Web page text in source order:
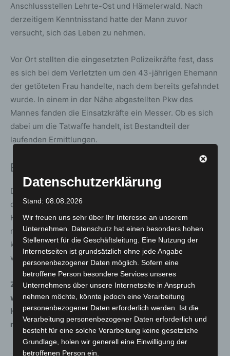
Anschlussstellen Lehrte-Ost und Hämelerwald. Nach
derzeitigem Kenntnisstand hatte der Mann zuvor
versucht, sich das Leben zu nehmen.
Vor Ort stellten die eingesetzten Polizeikräfte fest, dass
es sich bei dem Verletzten um den 43-jährigen Ehemann
der getöteten Frau handelte, nach dem bereits gefahndet
wurde. In einem in der Nähe abgestellten Pkw des
Mannes fanden die Einsatzkräfte ein Messer. Ob es sich
dabei um die Tatwaffe handelt, ist Bestandteil der
laufenden Ermittlungen.
Ermittlungen wegen Tötungsdelikts
Die Polizei ermittelt nun gegen den 43-Jährigen wegen
des Verdachts eines Tötungsdelikts. Zu den
Hintergründen der Tat, zum genauen Tatablauf sowie zur
möglichen Verwendung des aufgefundenen Messers
können derzeit keine weiteren Angaben gemacht
werden. Die Ermittlungen dauern an.
Zeugen, die Hinweise zu dem Vorfall geben können,
werden gebeten, sich beim Kriminaldauerdienst
Hannover unter der Telefonnummer 0511 109-5555 zu
melden.
Datenschutzerklärung
Stand: 08.08.2026
Wir freuen uns sehr über Ihr Interesse an unserem
Unternehmen. Datenschutz hat einen besonders hohen
Stellenwert für die Geschäftsleitung. Eine Nutzung der
Internetseiten ist grundsätzlich ohne jede Angabe
personenbezogener Daten möglich. Sofern eine
betroffene Person besondere Services unseres
Unternehmens über unsere Internetseite in Anspruch
nehmen möchte, könnte jedoch eine Verarbeitung
personenbezogener Daten erforderlich werden. Ist die
Verarbeitung personenbezogener Daten erforderlich und
besteht für eine solche Verarbeitung keine gesetzliche
Grundlage, holen wir generell eine Einwilligung der
betroffenen Person ein.